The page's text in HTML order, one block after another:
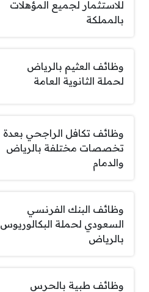
للاستثمار لجميع المؤهلات
بالمملكة
وظائف العثيم بالرياض
لحملة الثانوية العامة
وظائف تكافل الراجحي بعدة
تخصصات مختلفة بالرياض
والدمام
وظائف البنك الفرنسي
السعودي لحملة البكالوريوس
بالرياض
وظائف طبية بالحرس